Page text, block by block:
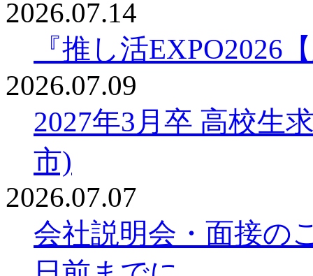
2026.07.14
『推し活EXPO2026
2026.07.09
2027年3月卒 高校生
市)
2026.07.07
会社説明会・面接